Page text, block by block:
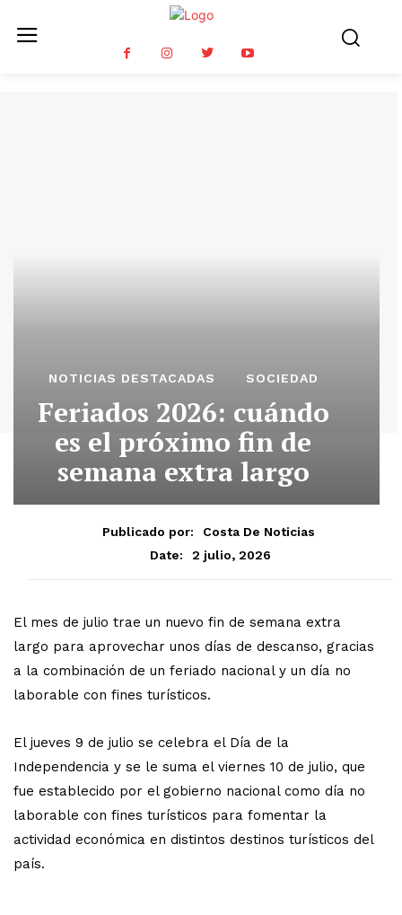
NOTICIAS DESTACADAS SOCIEDAD
Feriados 2026: cuándo
es el próximo fin de
semana extra largo
Publicado por:
Costa De Noticias
Date:
2 julio, 2026
El mes de julio trae un nuevo fin de semana extra
largo para aprovechar unos días de descanso, gracias
a la combinación de un feriado nacional y un día no
laborable con fines turísticos.
El jueves 9 de julio se celebra el Día de la
Independencia y se le suma el viernes 10 de julio, que
fue establecido por el gobierno nacional como día no
laborable con fines turísticos para fomentar la
actividad económica en distintos destinos turísticos del
país.